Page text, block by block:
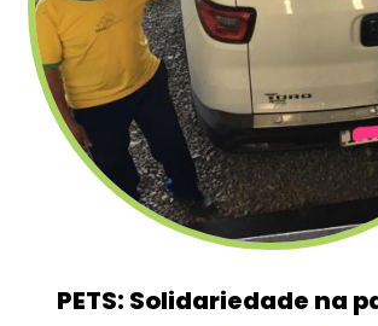
PETS: Solidariedade na